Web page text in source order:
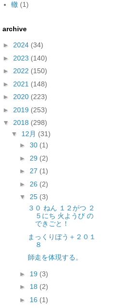
轍 (1)
archive
► 2024 (34)
► 2023 (140)
► 2022 (150)
► 2021 (148)
► 2020 (223)
► 2019 (253)
▼ 2018 (298)
▼ 12月 (31)
► 30 (1)
► 29 (2)
► 27 (1)
► 26 (2)
▼ 25 (3)
３０ ねん １２がつ ２
５にち 火ようび の
できごと！
まっくりぼう＋２０１
８
師走を体現する。
► 19 (3)
► 18 (2)
► 16 (1)